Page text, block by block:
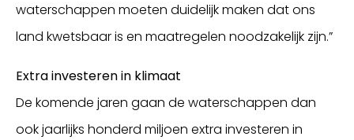
waterschappen moeten duidelijk maken dat ons
land kwetsbaar is en maatregelen noodzakelijk zijn.”
Extra investeren in klimaat
De komende jaren gaan de waterschappen dan
ook jaarlijks honderd miljoen extra investeren in